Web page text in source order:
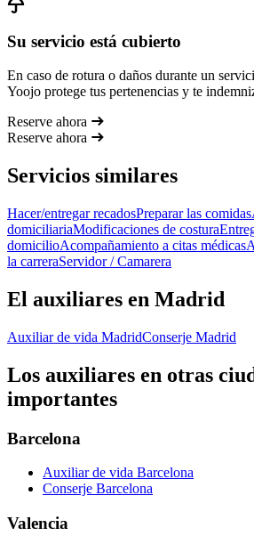
Su servicio está cubierto
En caso de rotura o daños durante un
Yoojo protege tus pertenencias y te
Reserve ahora
Reserve ahora
Servicios similares
Hacer/entregar recadosPreparar las comidas
domiciliariaModificaciones de costura
domicilioAcompañamiento a citas médicas
la carreraServidor / Camarera
El auxiliares en Madrid
Auxiliar de vida MadridConserje Madrid
Los auxiliares en otras
importantes
Barcelona
Auxiliar de vida Barcelona
Conserje Barcelona
Valencia